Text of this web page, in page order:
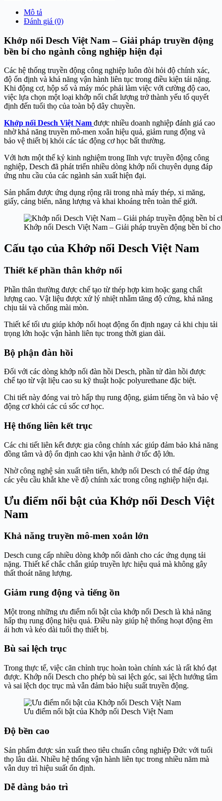
Mô tả
Đánh giá (0)
Khớp nối Desch Việt Nam – Giải pháp truyền động
bền bỉ cho ngành công nghiệp hiện đại
Các hệ thống truyền động công nghiệp luôn đòi hỏi độ chính xác,
độ ổn định và khả năng vận hành liên tục trong điều kiện tải nặng.
Khi động cơ, hộp số và máy móc phải làm việc với cường độ cao,
việc lựa chọn một loại khớp nối chất lượng trở thành yếu tố quyết
định đến tuổi thọ của toàn bộ dây chuyền.
Khớp nối Desch Việt Nam được nhiều doanh nghiệp đánh giá cao
nhờ khả năng truyền mô-men xoắn hiệu quả, giảm rung động và
bảo vệ thiết bị khỏi các tác động cơ học bất thường.
Với hơn một thế kỷ kinh nghiệm trong lĩnh vực truyền động công
nghiệp, Desch đã phát triển nhiều dòng khớp nối chuyên dụng đáp
ứng nhu cầu của các ngành sản xuất hiện đại.
Sản phẩm được ứng dụng rộng rãi trong nhà máy thép, xi măng,
giấy, cảng biển, năng lượng và khai khoáng trên toàn thế giới.
Khớp nối Desch Việt Nam – Giải pháp truyền động bền bỉ
Cấu tạo của Khớp nối Desch Việt Nam
Thiết kế phần thân khớp nối
Phần thân thường được chế tạo từ thép hợp kim hoặc gang chất
lượng cao. Vật liệu được xử lý nhiệt nhằm tăng độ cứng, khả năng
chịu tải và chống mài mòn.
Thiết kế tối ưu giúp khớp nối hoạt động ổn định ngay cả khi chịu tải
trọng lớn hoặc vận hành liên tục trong thời gian dài.
Bộ phận đàn hồi
Đối với các dòng khớp nối đàn hồi Desch, phần tử đàn hồi được
chế tạo từ vật liệu cao su kỹ thuật hoặc polyurethane đặc biệt.
Chi tiết này đóng vai trò hấp thụ rung động, giảm tiếng ồn và bảo vệ
động cơ khỏi các cú sốc cơ học.
Hệ thống liên kết trục
Các chi tiết liên kết được gia công chính xác giúp đảm bảo khả năng
đồng tâm và độ ổn định cao khi vận hành ở tốc độ lớn.
Nhờ công nghệ sản xuất tiên tiến, khớp nối Desch có thể đáp ứng
các yêu cầu khắt khe về độ chính xác trong công nghiệp hiện đại.
Ưu điểm nổi bật của Khớp nối Desch Việt
Nam
Khả năng truyền mô-men xoắn lớn
Desch cung cấp nhiều dòng khớp nối dành cho các ứng dụng tải
nặng. Thiết kế chắc chắn giúp truyền lực hiệu quả mà không gây
thất thoát năng lượng.
Giảm rung động và tiếng ồn
Một trong những ưu điểm nổi bật của khớp nối Desch là khả năng
hấp thụ rung động hiệu quả. Điều này giúp hệ thống hoạt động êm
ái hơn và kéo dài tuổi thọ thiết bị.
Bù sai lệch trục
Trong thực tế, việc căn chỉnh trục hoàn toàn chính xác là rất khó đạt
được. Khớp nối Desch cho phép bù sai lệch góc, sai lệch hướng tâm
và sai lệch dọc trục mà vẫn đảm bảo hiệu suất truyền động.
Ưu điểm nổi bật của Khớp nối Desch Việt Nam
Độ bền cao
Sản phẩm được sản xuất theo tiêu chuẩn công nghiệp Đức với tuổi
thọ lâu dài. Nhiều hệ thống vận hành liên tục trong nhiều năm mà
vẫn duy trì hiệu suất ổn định.
Dễ dàng bảo trì